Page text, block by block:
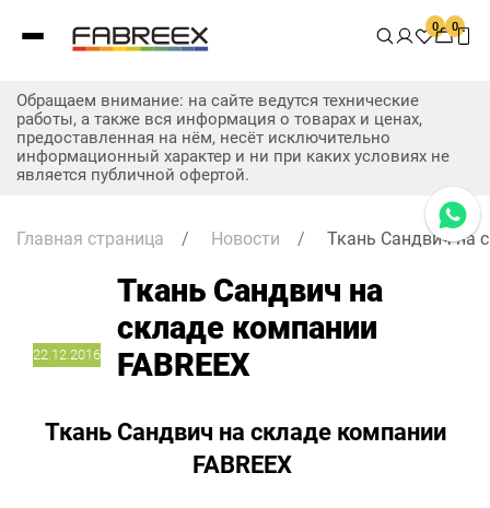
0 0
Обращаем внимание: на сайте ведутся технические
работы, а также вся информация о товарах и ценах,
предоставленная на нём, несёт исключительно
информационный характер и ни при каких условиях не
является публичной офертой.
Главная страница / Новости / Ткань Сандвич на
22.12.2016
Ткань Сандвич на
складе компании
FABREEX
Ткань Сандвич на складе компании
FABREEX